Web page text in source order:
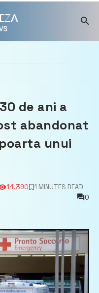
de ani a
abandonat
unui
14.390
1 MINUTES READ
0